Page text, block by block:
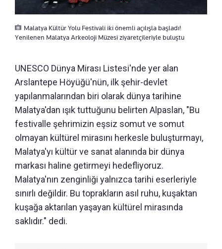
Malatya Kültür Yolu Festivali iki önemli açılışla başladı!
Yenilenen Malatya Arkeoloji Müzesi ziyaretçileriyle buluştu
UNESCO Dünya Mirası Listesi'nde yer alan
Arslantepe Höyüğü'nün, ilk şehir-devlet
yapılanmalarından biri olarak dünya tarihine
Malatya'dan ışık tuttuğunu belirten Alpaslan, "Bu
festivalle şehrimizin eşsiz somut ve somut
olmayan kültürel mirasını herkesle buluşturmayı,
Malatya'yı kültür ve sanat alanında bir dünya
markası haline getirmeyi hedefliyoruz.
Malatya'nın zenginliği yalnızca tarihi eserleriyle
sınırlı değildir. Bu toprakların asıl ruhu, kuşaktan
kuşağa aktarılan yaşayan kültürel mirasında
saklıdır." dedi.